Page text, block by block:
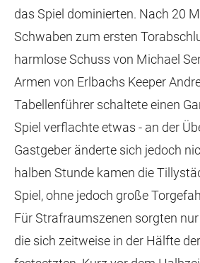
das Spiel dominierten. Nach 20
Schwaben zum ersten
harmlose Schuss von Michael
Armen von Erlbachs Keeper
Tabellenführer schaltete einen
Spiel verflachte etwas - an der
Gastgeber änderte sich jedoch
halben Stunde kamen die
Spiel, ohne jedoch große
Für Strafraumszenen sorgten
die sich zeitweise in der Hälfte